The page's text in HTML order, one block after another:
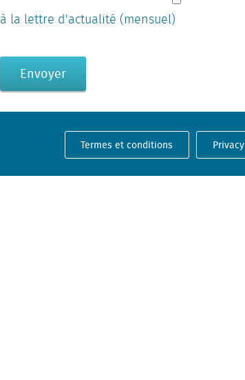
à la lettre d'actualité (mensuel)
Termes et conditions